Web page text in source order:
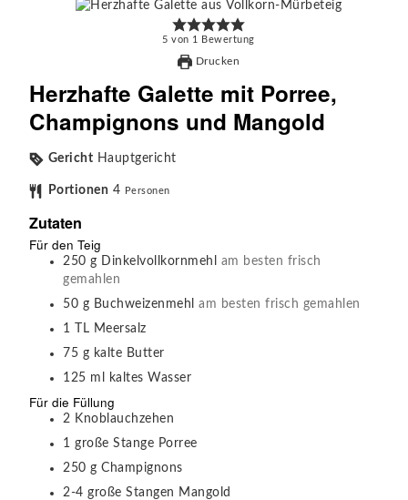
5 von 1 Bewertung
Drucken
Herzhafte Galette mit Porree,
Champignons und Mangold
Gericht Hauptgericht
Portionen 4 Personen
Zutaten
Für den Teig
250 g Dinkelvollkornmehl
am besten frisch
gemahlen
50 g Buchweizenmehl
am besten frisch gemahlen
1
TL Meersalz
75 g kalte Butter
125 ml kaltes Wasser
Für die Füllung
2 Knoblauchzehen
1 große Stange Porree
250 g Champignons
2-4 große Stangen Mangold